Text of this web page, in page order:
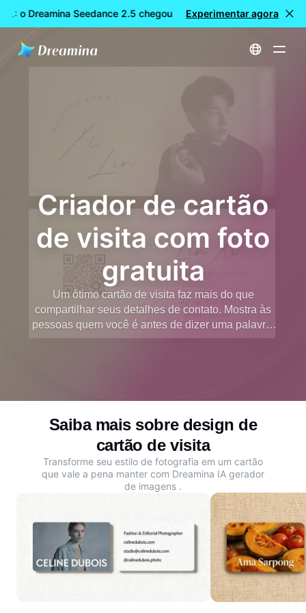
o Dreamina Seedance 2.5 chegou 🎉 Novo modelo
Experimentar agora
Início Criar Criador de cartão de visita com foto gratuita
Criador de cartão
de visita com foto
gratuita
Um ótimo cartão de visita faz mais do que
compartilhar seus detalhes de contato. Mostra às
pessoas quem você é antes de dizer uma palavra.
O gerador gratuito de IA Dreamina ajuda você a
Saiba mais sobre design de
cartão de visita
Transforme seu estilo de fotografia em um cartão
que vale a pena manter com Dreamina IA gerador
de imagens .